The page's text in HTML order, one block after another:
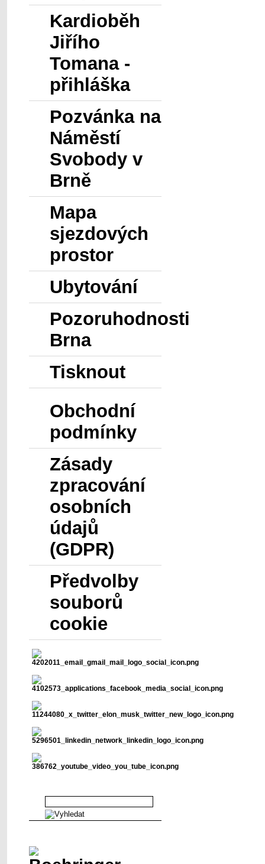
Kardioběh
Jiřího
Tomana -
přihláška
Pozvánka na
Náměstí
Svobody v
Brně
Mapa
sjezdových
prostor
Ubytování
Pozoruhodnosti
Brna
Tisknout
Obchodní
podmínky
Zásady
zpracování
osobních
údajů
(GDPR)
Předvolby
souborů
cookie